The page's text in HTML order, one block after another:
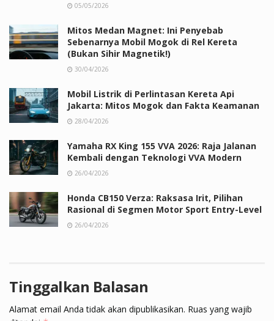
05/05/2026
Mitos Medan Magnet: Ini Penyebab
Sebenarnya Mobil Mogok di Rel Kereta
(Bukan Sihir Magnetik!)
30/04/2026
Mobil Listrik di Perlintasan Kereta Api
Jakarta: Mitos Mogok dan Fakta Keamanan
28/04/2026
Yamaha RX King 155 VVA 2026: Raja Jalanan
Kembali dengan Teknologi VVA Modern
26/04/2026
Honda CB150 Verza: Raksasa Irit, Pilihan
Rasional di Segmen Motor Sport Entry-Level
26/04/2026
Tinggalkan Balasan
Alamat email Anda tidak akan dipublikasikan. Ruas yang wajib